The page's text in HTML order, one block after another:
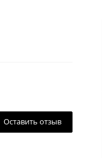
Оставить отзыв